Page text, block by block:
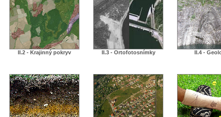
II.2 - Krajinný pokryv II.3 - Ortofotosnímky II.4 -